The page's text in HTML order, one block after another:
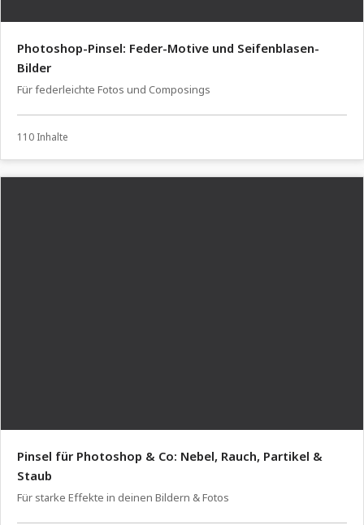
Photoshop-Pinsel: Feder-Motive und Seifenblasen-
Bilder
Für federleichte Fotos und Composings
110 Inhalte
Pinsel für Photoshop & Co: Nebel, Rauch, Partikel &
Staub
Für starke Effekte in deinen Bildern & Fotos